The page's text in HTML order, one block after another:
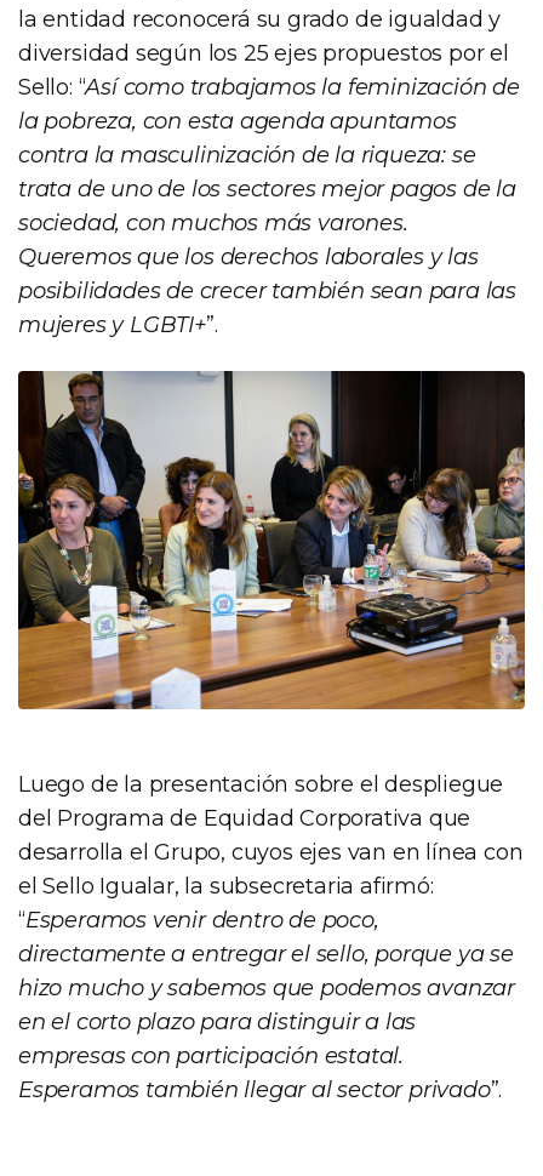
la entidad reconocerá su grado de igualdad y
diversidad según los 25 ejes propuestos por el
Sello: “Así como trabajamos la feminización de
la pobreza, con esta agenda apuntamos
contra la masculinización de la riqueza: se
trata de uno de los sectores mejor pagos de la
sociedad, con muchos más varones.
Queremos que los derechos laborales y las
posibilidades de crecer también sean para las
mujeres y LGBTI+”.
Luego de la presentación sobre el despliegue
del Programa de Equidad Corporativa que
desarrolla el Grupo, cuyos ejes van en línea con
el Sello Igualar, la subsecretaria afirmó:
“Esperamos venir dentro de poco,
directamente a entregar el sello, porque ya se
hizo mucho y sabemos que podemos avanzar
en el corto plazo para distinguir a las
empresas con participación estatal.
Esperamos también llegar al sector privado”.